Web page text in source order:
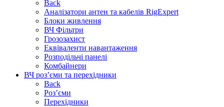
Back
Аналізатори антен та кабелів RigExpert
Блоки живлення
ВЧ Фільтри
Грозозахист
Еквіваленти навантаження
Розподільчі панелі
Комбайнери
ВЧ роз’єми та перехідники
Back
Роз’єми
Перехідники